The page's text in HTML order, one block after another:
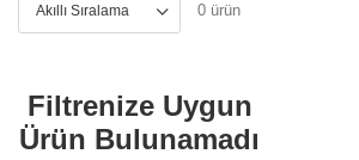
0 ürün